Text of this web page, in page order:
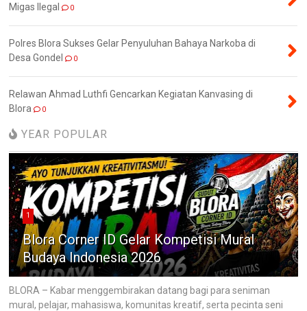
Migas Ilegal
0
Polres Blora Sukses Gelar Penyuluhan Bahaya Narkoba di
Desa Gondel
0
Relawan Ahmad Luthfi Gencarkan Kegiatan Kanvasing di
Blora
0
YEAR POPULAR
1
Blora Corner ID Gelar Kompetisi Mural
Budaya Indonesia 2026
BLORA – Kabar menggembirakan datang bagi para seniman
mural, pelajar, mahasiswa, komunitas kreatif, serta pecinta seni